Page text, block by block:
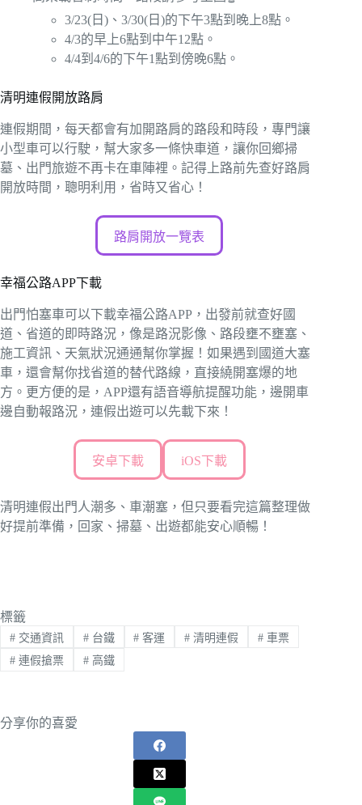
3/23(日)、3/30(日)的下午3點到晚上8點。
4/3的早上6點到中午12點。
4/4到4/6的下午1點到傍晚6點。
清明連假開放路肩
連假期間，每天都會有加開路肩的路段和時段，專門讓
小型車可以行駛，幫大家多一條快車道，讓你回鄉掃
墓、出門旅遊不再卡在車陣裡。記得上路前先查好路肩
開放時間，聰明利用，省時又省心！
路肩開放一覽表
幸福公路APP下載
出門怕塞車可以下載幸福公路APP，出發前就查好國
道、省道的即時路況，像是路況影像、路段壅不壅塞、
施工資訊、天氣狀況通通幫你掌握！如果遇到國道大塞
車，還會幫你找省道的替代路線，直接繞開塞爆的地
方。更方便的是，APP還有語音導航提醒功能，邊開車
邊自動報路況，連假出遊可以先載下來！
安卓下載 iOS下載
清明連假出門人潮多、車潮塞，但只要看完這篇整理做
好提前準備，回家、掃墓、出遊都能安心順暢！
標籤
#交通資訊 #台鐵 # 客運 # 清明連假 # 車票
#連假搶票 #高鐵
分享你的喜愛